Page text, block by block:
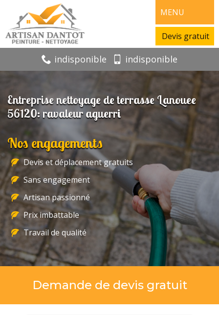
MENU
Devis gratuit
indisponible indisponible
Entreprise nettoyage de terrasse Lanouee
56120: ravaleur aguerri
Nos engagements
Devis et déplacement gratuits
Sans engagement
Artisan passionné
Prix imbattable
Travail de qualité
Demande de devis gratuit